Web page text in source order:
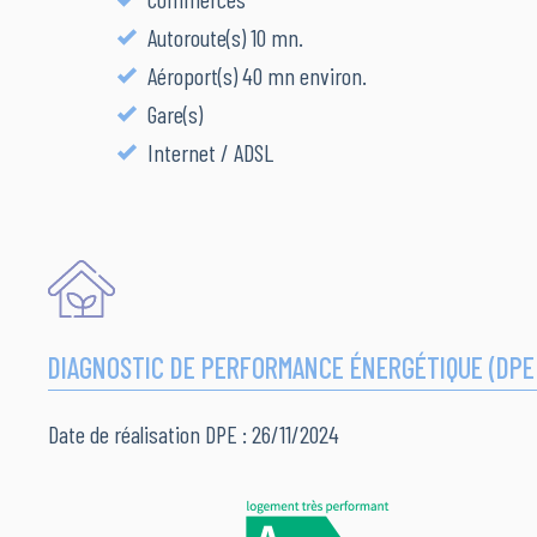
Autoroute(s) 10 mn.
Aéroport(s) 40 mn environ.
Gare(s)
Internet / ADSL
DIAGNOSTIC DE PERFORMANCE ÉNERGÉTIQUE
Date de réalisation DPE : 26/11/2024